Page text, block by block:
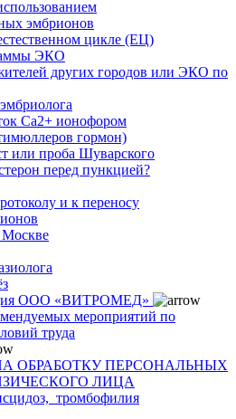
эмбрионов
цикле (ЕЦ)
ЭКО
других городов или ЭКО по
Са2+ ионофором
гормон)
или проба Шуварского
перед пункцией?
и к переносу
Москве
ООО «ВИТРОМЕД»
мероприятий по
труда
ОБРАБОТКУ ПЕРСОНАЛЬНЫХ
ЛИЦА
тромбофилия